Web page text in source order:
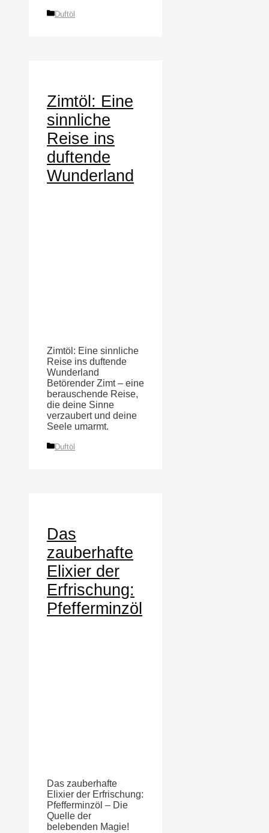
Kategorien
Duftöl
Zimtöl: Eine
sinnliche
Reise ins
duftende
Wunderland
Zimtöl: Eine sinnliche
Reise ins duftende
Wunderland
Betörender Zimt – eine
berauschende Reise,
die deine Sinne
verzaubert und deine
Seele umarmt.
Kategorien
Duftöl
Das
zauberhafte
Elixier der
Erfrischung:
Pfefferminzöl
Das zauberhafte
Elixier der Erfrischung:
Pfefferminzöl – Die
Quelle der
belebenden Magie!